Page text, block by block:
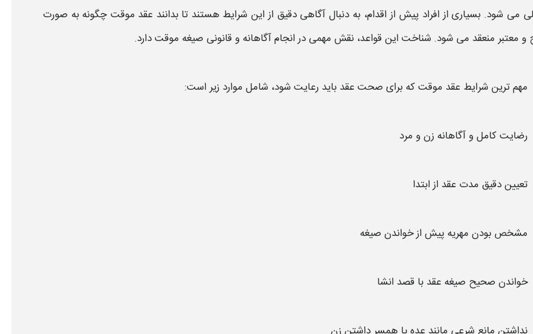
می شود. بسیاری از افراد پیش از اقدام، به دنبال آگاهی دقیق از این شرایط هستند تا بدانند عقد موقت چگونه به صورت
معتبر منعقد می شود. شناخت این قواعد، نقش مهمی در انجام آگاهانه و قانونی صیغه موقتدارد.
مهم ترین شرایط عقد موقت که برای صحت عقدباید رعایت شود، شامل موارد زیر است:
رضایت کامل و آگاهانه زن و مرد
تعیین دقیق مدت عقداز ابتدا
مشخص بودن مهریه پیش از خواندن صیغه
خواندن صحیح صیغه عقدبا قصد انشا